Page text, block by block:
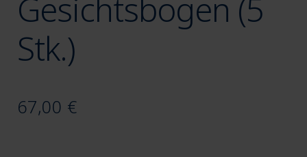
Gesichtsbogen (5
Stk.)
67,00 €